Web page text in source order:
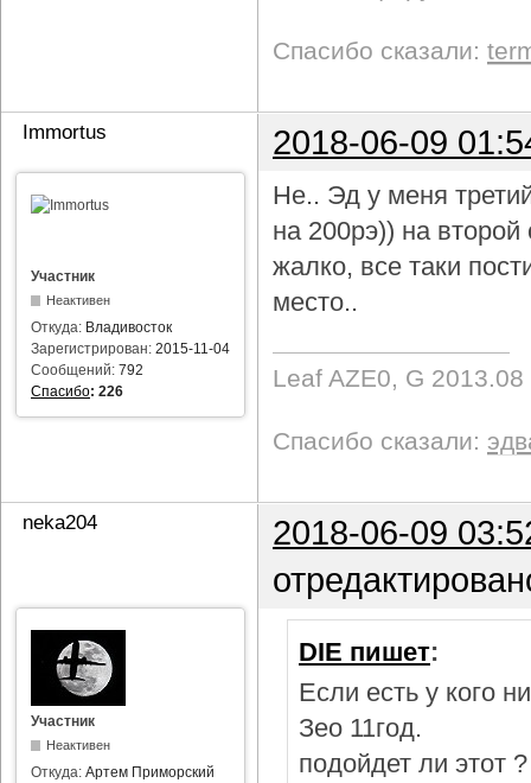
Спасибо сказали:
Immortus 2018-06-09
Участник
Неактивен
Откуда: Владивосток
Зарегистрирован: 2015-11-04
Сообщений: 792
Спасибо: 226
Не.. Эд у меня
на 200рэ)) на
жалко, все таки
место..
Leaf AZE0, G 2013.08
Спасибо сказали:
neka204
2018-06-09
Участник
Неактивен
Откуда: Артем Приморский
DIE пишет:
Если есть у кого
Зео 11год.
подойдет ли этот